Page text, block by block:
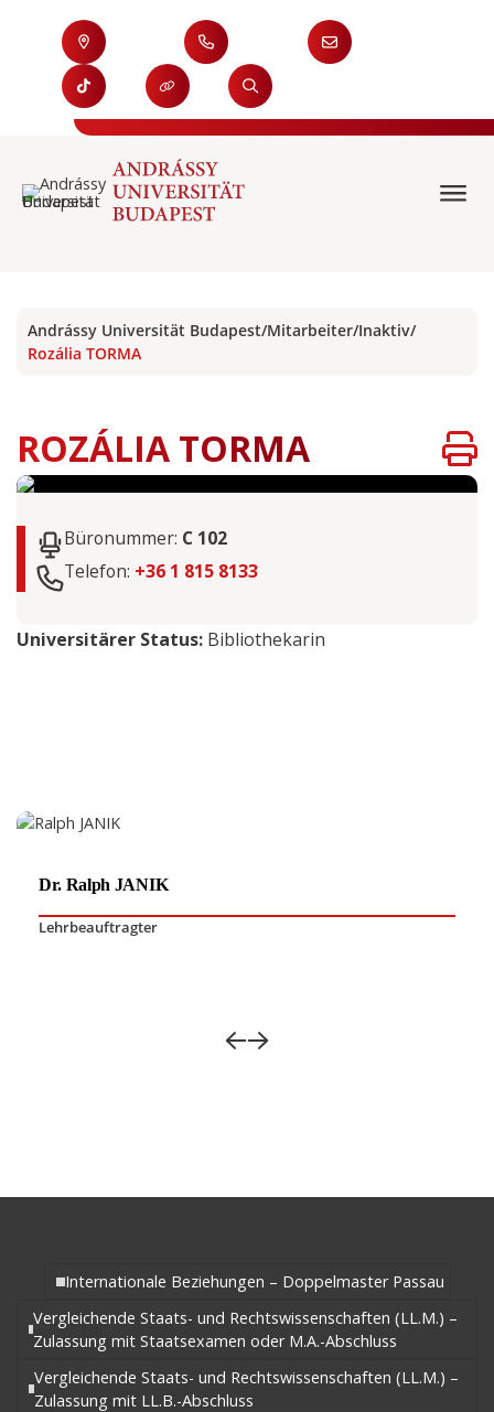
Andrássy Universität Budapest/Mitarbeiter/Inaktiv/
Rozália TORMA
ROZÁLIA TORMA
Büronummer: C 102
Telefon: +36 1 815 8133
Universitärer Status: Bibliothekarin
Dr. Ralph JANIK
Lehrbeauftragter
Internationale Beziehungen – Doppelmaster Passau
Vergleichende Staats- und Rechtswissenschaften (LL.M.) –
Zulassung mit Staatsexamen oder M.A.-Abschluss
Vergleichende Staats- und Rechtswissenschaften (LL.M.) –
Zulassung mit LL.B.-Abschluss